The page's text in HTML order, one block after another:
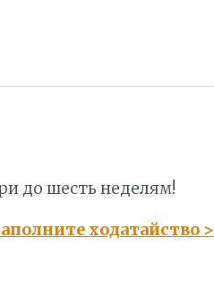
до шесть неделям!
ходатайство >